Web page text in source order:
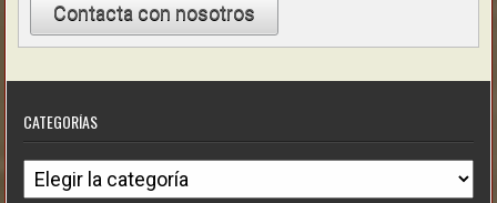
Contacta con nosotros
CATEGORÍAS
Categorías